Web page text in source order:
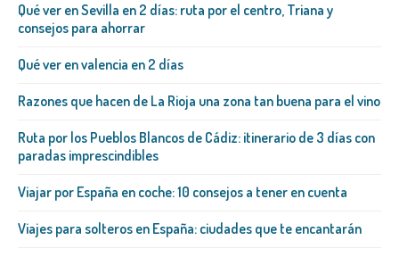
Qué ver en Sevilla en 2 días: ruta por el centro, Triana y
consejos para ahorrar
Qué ver en valencia en 2 días
Razones que hacen de La Rioja una zona tan buena para el vino
Ruta por los Pueblos Blancos de Cádiz: itinerario de 3 días con
paradas imprescindibles
Viajar por España en coche: 10 consejos a tener en cuenta
Viajes para solteros en España: ciudades que te encantarán